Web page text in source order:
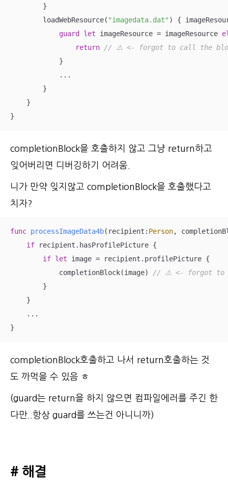
        }
        loadWebResource(
"imagedata.dat" ) {
guard
let imageResource = imageResource
return // ⚠️ <- forgot to call the
            }
...
        }
    }
}
completionBlock을 호출하지 않고 그냥 return하고
잊어버리면 디버깅하기 어려움.
니가 만약 잊지않고 completionBlock을 호출했다고
치자?
func processImageData4b( recipient : Person,
if recipient.hasProfilePicture {
if let image = recipient.profilePicture {
            completionBlock(image)
// ⚠️ <- forgot to
        }
    }
...
}
completionBlock호출하고 나서 return호출하는 것
도 까먹을 수 있음 ㅎ
(guard는 return을 하지 않으면 컴파일에러를 주긴 한
다만..항상 guard를 쓰는건 아니니까)
# 해결